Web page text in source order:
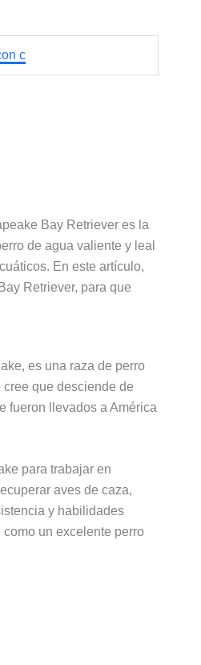
c
Bay Retriever es la
de agua valiente y leal
En este artículo,
Retriever, para que
es una raza de perro
que desciende de
fueron llevados a América
para trabajar en
aves de caza,
y habilidades
un excelente perro